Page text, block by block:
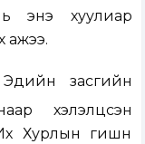
энэ хуулиар
ажээ.
Эдийн засгийн
хэлэлцсэн
Хурлын гишүүн